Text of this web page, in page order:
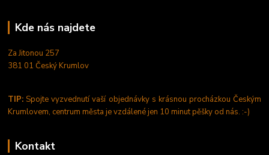
Kde nás najdete
Za Jitonou 257
381 01 Český Krumlov
TIP: Spojte vyzvednutí vaší objednávky s krásnou procházkou Českým
Krumlovem, centrum města je vzdálené jen 10 minut pěšky od nás. :-)
Kontakt